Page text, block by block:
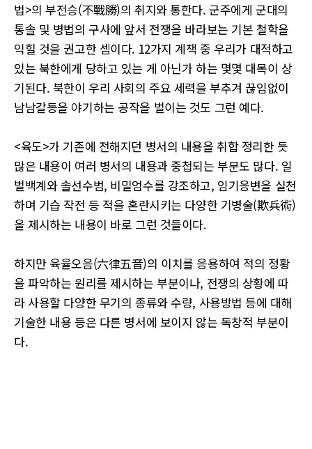
법>의 부전승(不戰勝)의 취지와 통한다. 군주에게 군대의
통솔 및 병법의 구사에 앞서 전쟁을 바라보는 기본 철학을
익힐 것을 권고한 셈이다. 12가지 계책 중 우리가 대적하고
있는 북한에게 당하고 있는 게 아닌가 하는 몇몇 대목이 상
기된다. 북한이 우리 사회의 주요 세력을 부추겨 끊임없이
남남갈등을 야기하는 공작을 벌이는 것도 그런 예다.
<육도>가 기존에 전해지던 병서의 내용을 취합 정리한 듯
많은 내용이 여러 병서의 내용과 중첩되는 부분도 많다. 일
벌백계와 솔선수범, 비밀엄수를 강조하고, 임기응변을 실천
하며 기습 작전 등 적을 혼란시키는 다양한 기병술(欺兵術)
을 제시하는 내용이 바로 그런 것들이다.
하지만 육율오음(六律五音)의 이치를 응용하여 적의 정황
을 파악하는 원리를 제시하는 부분이나, 전쟁의 상황에 따
라 사용할 다양한 무기의 종류와 수량, 사용방법 등에 대해
기술한 내용 등은 다른 병서에 보이지 않는 독창적 부분이
다.